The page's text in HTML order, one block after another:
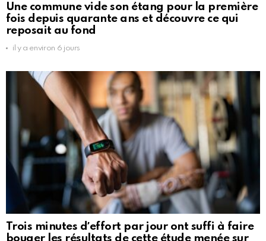
Une commune vide son étang pour la première
fois depuis quarante ans et découvre ce qui
reposait au fond
il y a environ 6 jours
Trois minutes dʼeffort par jour ont suffi à faire
bouger les résultats de cette étude menée sur